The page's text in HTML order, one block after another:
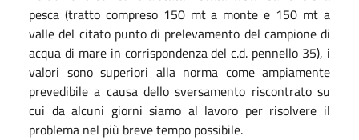
pesca (tratto compreso 150 mt a monte e 150 mt a
valle del citato punto di prelevamento del campione di
acqua di mare in corrispondenza del c.d. pennello 35), i
valori sono superiori alla norma come ampiamente
prevedibile a causa dello sversamento riscontrato su
cui da alcuni giorni siamo al lavoro per risolvere il
problema nel più breve tempo possibile.